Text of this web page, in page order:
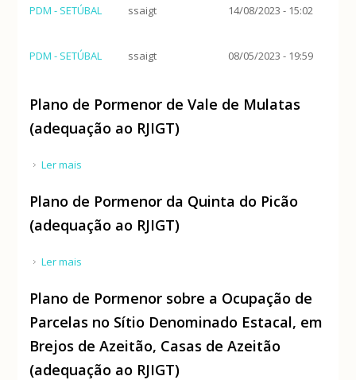
PDM - SETÚBAL ssaigt 14/08/2023 - 15:02
PDM - SETÚBAL ssaigt 08/05/2023 - 19:59
Plano de Pormenor de Vale de Mulatas
(adequação ao RJIGT)
Ler mais
Plano de Pormenor da Quinta do Picão
(adequação ao RJIGT)
Ler mais
Plano de Pormenor sobre a Ocupação de
Parcelas no Sítio Denominado Estacal, em
Brejos de Azeitão, Casas de Azeitão
(adequação ao RJIGT)